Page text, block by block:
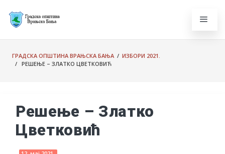
ГРАДСКА ОПШТИНА ВРАЊСКА БАЊА / ИЗБОРИ 2021.
/ РЕШЕЊЕ – ЗЛАТКО ЦВЕТКОВИЋ
Решење – Златко
Цветковић